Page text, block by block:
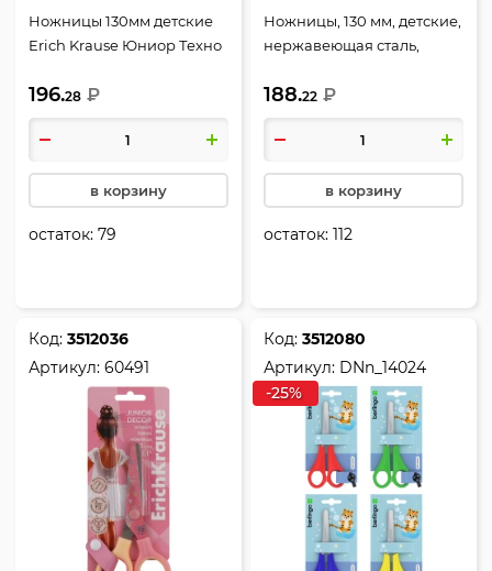
Ножницы 130мм детские
Erich Krause Юниор Техно
196.28 ₽
в корзину
остаток:79
Ножницы, 130 мм, детские,
нержавеющая сталь,
вставки, ассорти 3 вида,
европодвес, Юниор,
Весёлые друзья, Erich
188.22 ₽
в корзину
остаток:112
Код:3512036
Артикул:60491
Код:3512080
Артикул: DNn_14024
-25%